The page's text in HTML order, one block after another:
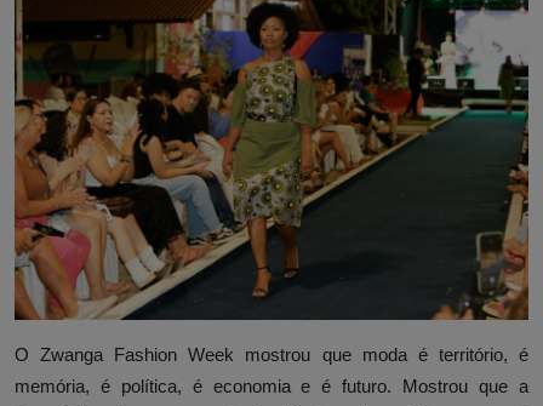
O Zwanga Fashion Week mostrou que moda é território, é
memória, é política, é economia e é futuro. Mostrou que a